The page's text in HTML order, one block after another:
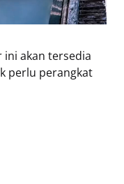
ini akan tersedia
perlu perangkat